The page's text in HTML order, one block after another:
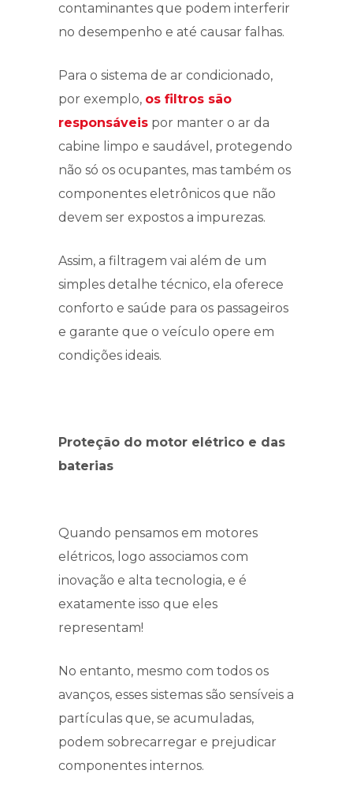
contaminantes que podem interferir
no desempenho e até causar falhas.
Para o sistema de ar condicionado,
por exemplo, os filtros são
responsáveis por manter o ar da
cabine limpo e saudável, protegendo
não só os ocupantes, mas também os
componentes eletrônicos que não
devem ser expostos a impurezas.
Assim, a filtragem vai além de um
simples detalhe técnico, ela oferece
conforto e saúde para os passageiros
e garante que o veículo opere em
condições ideais.
Proteção do motor elétrico e das
baterias
Quando pensamos em motores
elétricos, logo associamos com
inovação e alta tecnologia, e é
exatamente isso que eles
representam!
No entanto, mesmo com todos os
avanços, esses sistemas são sensíveis a
partículas que, se acumuladas,
podem sobrecarregar e prejudicar
componentes internos.